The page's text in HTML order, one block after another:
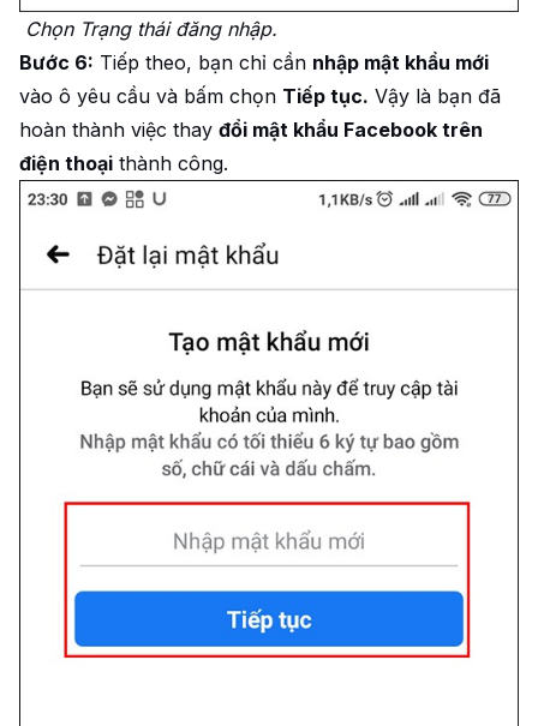
Chọn Trạng thái đăng nhập.
Bước 6: Tiếp theo, bạn chỉ cần nhập mật khẩu mới
vào ô yêu cầu và bấm chọn Tiếp tục. Vậy là bạn đã
hoàn thành việc thay đổi mật khẩu Facebook trên
điện thoại thành công.